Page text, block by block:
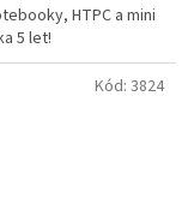
HTPC a mini
5 let!
Kód: 3824